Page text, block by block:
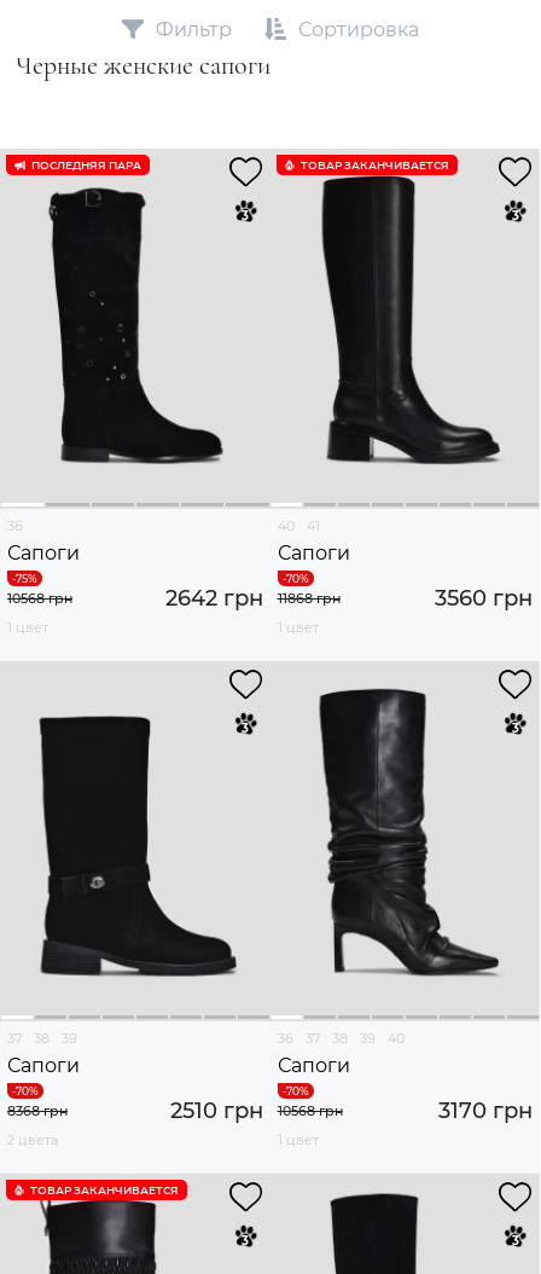
Черные женские сапоги
Фильтр Сортировка
ПОСЛЕДНЯЯ ПАРА
36
Сапоги
2642 грн
10568 грн
1 цвет
ТОВАР ЗАКАНЧИВАЕТСЯ
40 41
Сапоги
3560 грн
11868 грн
1 цвет
37 38 39
Сапоги
2510 грн
8368 грн
2 цвета
36 37 38 39 40
Сапоги
3170 грн
10568 грн
1 цвет
ТОВАР ЗАКАНЧИВАЕТСЯ